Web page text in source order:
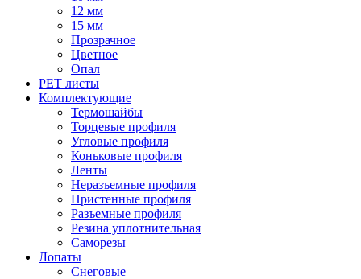
12 мм
15 мм
Прозрачное
Цветное
Опал
PET листы
Комплектующие
Термошайбы
Торцевые профиля
Угловые профиля
Коньковые профиля
Ленты
Неразъемные профиля
Пристенные профиля
Разъемные профиля
Резина уплотнительная
Саморезы
Лопаты
Снеговые